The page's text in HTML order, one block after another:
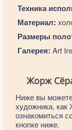
Техника
Материал:
Размеры
Галерея: Art
Жорж
Ниже вы можете
художника,
ознакомиться
кнопке ниже.